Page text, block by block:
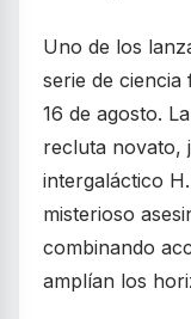
Uno de los
serie de ciencia
16 de agosto.
recluta novato,
intergaláctico
misterioso
combinando
amplían los